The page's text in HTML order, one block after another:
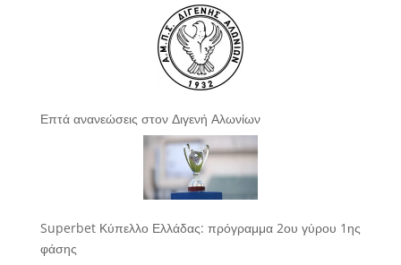
Επτά ανανεώσεις στον Διγενή Αλωνίων
Superbet Κύπελλο Ελλάδας: πρόγραμμα 2ου γύρου 1ης
φάσης